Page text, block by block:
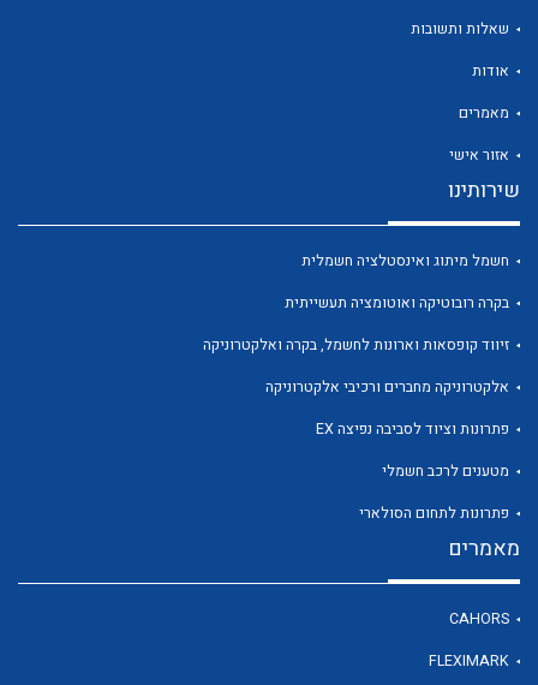
לכל מוצרי היצרן
לכל מוצרי היצרן
לכל מוצרי היצרן
שאלות ותשובות
אודות
מאמרים
אזור אישי
שירותינו
חשמל מיתוג ואינסטלציה חשמלית
בקרה רובוטיקה ואוטומציה תעשייתית
זיווד קופסאות וארונות לחשמל, בקרה ואלקטרוניקה
אלקטרוניקה מחברים ורכיבי אלקטרוניקה
פתרונות וציוד לסביבה נפיצה EX
מטענים לרכב חשמלי
פתרונות לתחום הסולארי
מאמרים
CAHORS
FLEXIMARK